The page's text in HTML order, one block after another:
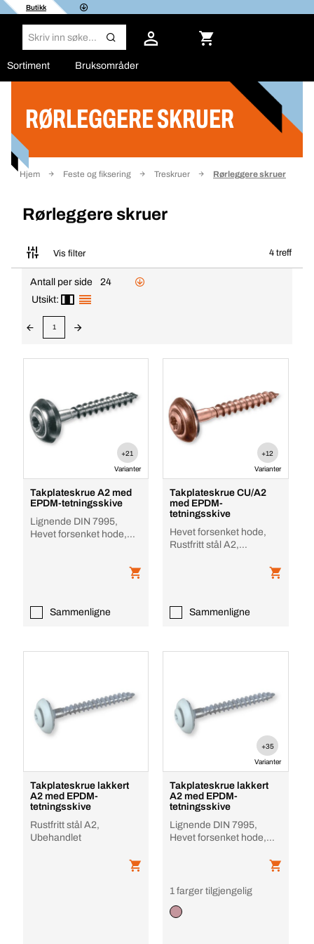
Butikk
Sortiment Bruksområder
RØRLEGGERE SKRUER
Hjem Feste og fiksering Treskruer Rørleggere skruer
Rørleggere skruer
Vis filter 4 treff
Filter
Antall per side
24
Utsikt:
1
+21
Varianter
Takplateskrue A2 med
EPDM-tetningsskive
Lignende DIN 7995,
Hevet forsenket hode,
Sammenligne
+12
Varianter
Takplateskrue CU/A2
med EPDM-
tetningsskive
Hevet forsenket hode,
Rustfritt stål A2,
Sammenligne
Takplateskrue lakkert
A2 med EPDM-
tetningsskive
Rustfritt stål A2,
Ubehandlet
+35
Varianter
Takplateskrue lakkert
A2 med EPDM-
tetningsskive
Lignende DIN 7995,
Hevet forsenket hode,
1 farger tilgjengelig